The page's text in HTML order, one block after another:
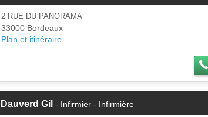
2 RUE DU PANORAMA
33000 Bordeaux
Plan et itinéraire
Dauverd Gil - Infirmier - Infirmière